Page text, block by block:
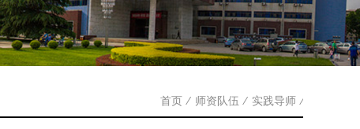
首页 ⁄ 师资队伍 ⁄ 实践导师 ⁄